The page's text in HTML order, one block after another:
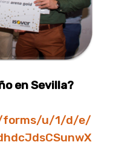
en Sevilla?
forms/u/1/d/e/